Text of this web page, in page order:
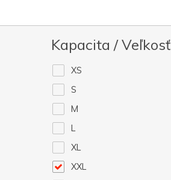
Kapacita / Veľkosť
XS
S
M
L
XL
XXL